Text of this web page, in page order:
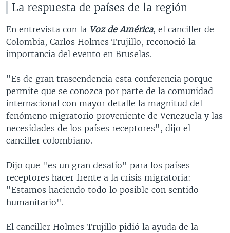
La respuesta de países de la región
En entrevista con la Voz de América, el canciller de
Colombia, Carlos Holmes Trujillo, reconoció la
importancia del evento en Bruselas.
"Es de gran trascendencia esta conferencia porque
permite que se conozca por parte de la comunidad
internacional con mayor detalle la magnitud del
fenómeno migratorio proveniente de Venezuela y las
necesidades de los países receptores", dijo el
canciller colombiano.
Dijo que "es un gran desafío" para los países
receptores hacer frente a la crisis migratoria:
"Estamos haciendo todo lo posible con sentido
humanitario".
El canciller Holmes Trujillo pidió la ayuda de la